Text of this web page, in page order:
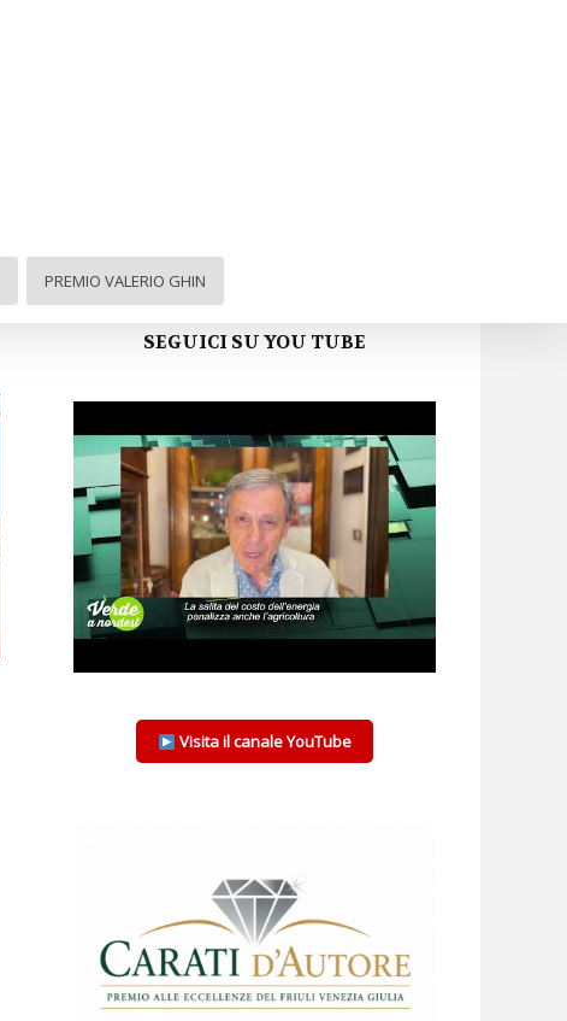
PREMIO VALERIO GHINFacebook
SEGUICI SU YOU TUBE
Visita il canale YouTube